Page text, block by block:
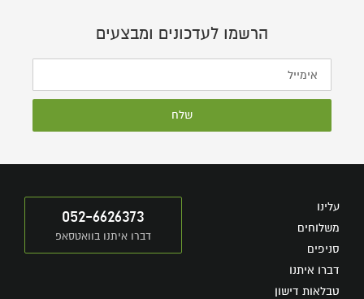
הרשמו לעדכונים ומבצעים
שלח
עלינו
משלוחים
סניפים
דברו איתנו
טבלאות דישון
052-6626373
דברו איתנו בוואטסאפ